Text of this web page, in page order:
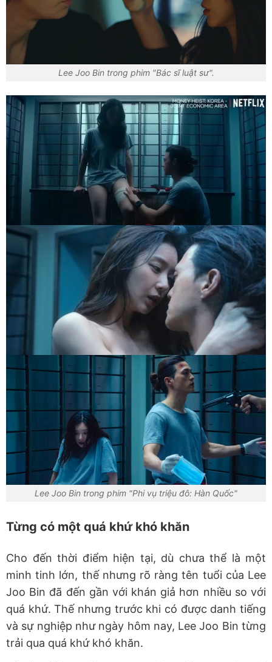
Lee Joo Bin trong phim "Bác sĩ luật sư".
Lee Joo Bin trong phim "Phi vụ triệu đô: Hàn Quốc"
Từng có một quá khứ khó khăn
Cho đến thời điểm hiện tại, dù chưa thể là một
minh tinh lớn, thế nhưng rõ ràng tên tuổi của Lee
Joo Bin đã đến gần với khán giả hơn nhiều so với
quá khứ. Thế nhưng trước khi có được danh tiếng
và sự nghiệp như ngày hôm nay, Lee Joo Bin từng
trải qua quá khứ khó khăn.